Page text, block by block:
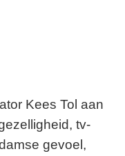
Kees Tol aan
tv-
gevoel,